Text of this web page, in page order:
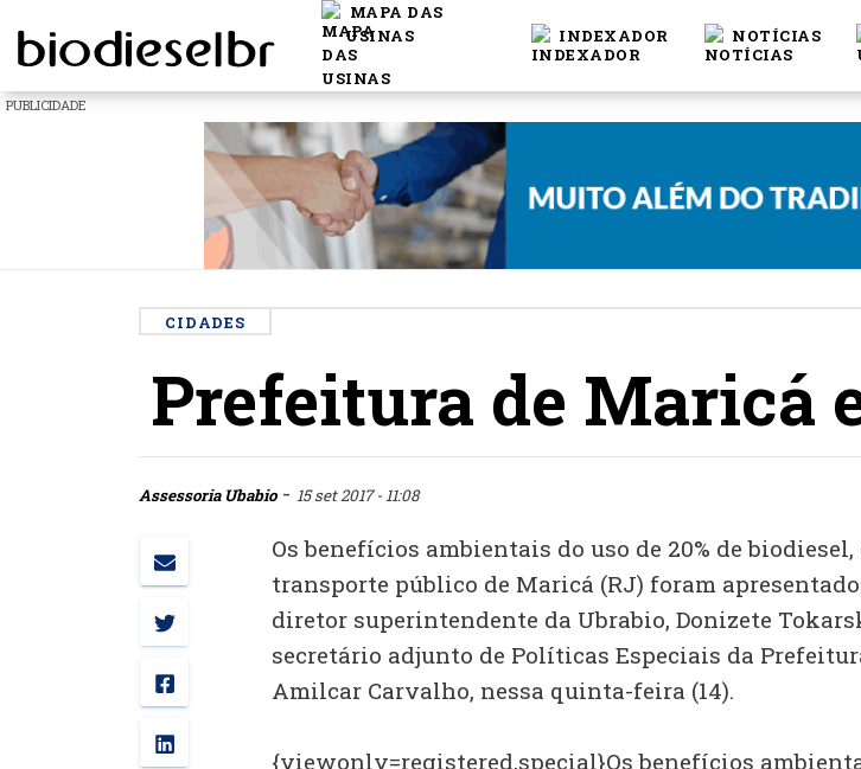
MAPA DAS
USINAS
INDEXADOR NOTÍCIAS
PUBLICIDADE
CIDADES
Prefeitura de Maricá
Assessoria Ubabio- 15 set 2017 - 11:08
Os benefícios ambientais do uso de 20% de biodiesel,
transporte público de Maricá (RJ) foram
diretor superintendente da Ubrabio, Donizete
secretário adjunto de Políticas Especiais da
Amilcar Carvalho, nessa quinta-feira (14).
{viewonly=registered,special}Os benefícios